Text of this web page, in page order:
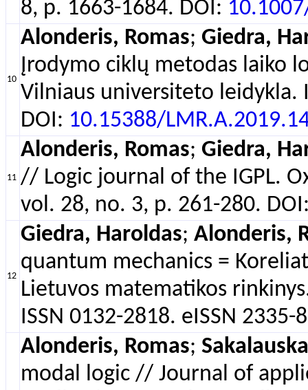
8, p. 1663-1684. DOI:
10
Alonderis, Romas; Giedra,
Įrodymo ciklų metodas laiko
Vilniaus universiteto leidykla.
DOI: 10.15388/
11
Alonderis, Romas; Giedra,
// Logic journal of the IGPL.
vol. 28, no. 3, p. 261-280.
12
Giedra, Haroldas; Alonderis,
quantum mechanics =
Lietuvos matematikos
ISSN 0132-2818. eISSN
Alonderis, Romas;
modal logic // Journal of